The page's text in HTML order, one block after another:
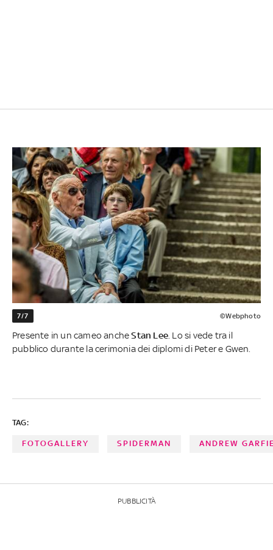
7/7 ©Webphoto
Presente in un cameo ancheStan Lee . Lo si vede tra il
pubblico durante la cerimonia dei diplomi di Peter e Gwen.
TAG:
FOTOGALLERY SPIDERMAN ANDREW
PUBBLICITÀ